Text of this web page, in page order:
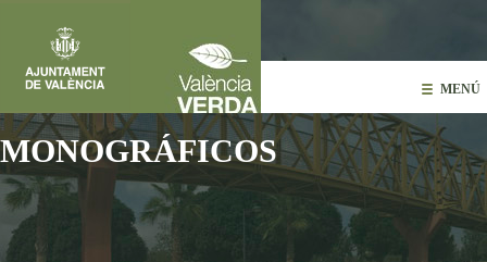
MENÚ
MONOGRÁFICOS